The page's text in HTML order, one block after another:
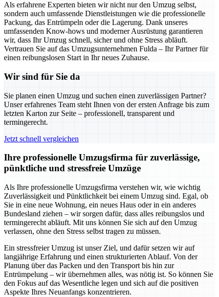
Als erfahrene Experten bieten wir nicht nur den Umzug selbst,
sondern auch umfassende Dienstleistungen wie die professionelle
Packung, das Entrümpeln oder die Lagerung. Dank unseres
umfassenden Know-hows und moderner Ausrüstung garantieren
wir, dass Ihr Umzug schnell, sicher und ohne Stress abläuft.
Vertrauen Sie auf das Umzugsunternehmen Fulda – Ihr Partner für
einen reibungslosen Start in Ihr neues Zuhause.
Wir sind für Sie da
Sie planen einen Umzug und suchen einen zuverlässigen Partner?
Unser erfahrenes Team steht Ihnen von der ersten Anfrage bis zum
letzten Karton zur Seite – professionell, transparent und
termingerecht.
Jetzt schnell vergleichen
Ihre professionelle Umzugsfirma für zuverlässige,
pünktliche und stressfreie Umzüge
Als Ihre professionelle Umzugsfirma verstehen wir, wie wichtig
Zuverlässigkeit und Pünktlichkeit bei einem Umzug sind. Egal, ob
Sie in eine neue Wohnung, ein neues Haus oder in ein anderes
Bundesland ziehen – wir sorgen dafür, dass alles reibungslos und
termingerecht abläuft. Mit uns können Sie sich auf den Umzug
verlassen, ohne den Stress selbst tragen zu müssen.
Ein stressfreier Umzug ist unser Ziel, und dafür setzen wir auf
langjährige Erfahrung und einen strukturierten Ablauf. Von der
Planung über das Packen und den Transport bis hin zur
Entrümpelung – wir übernehmen alles, was nötig ist. So können Sie
den Fokus auf das Wesentliche legen und sich auf die positiven
Aspekte Ihres Neuanfangs konzentrieren.